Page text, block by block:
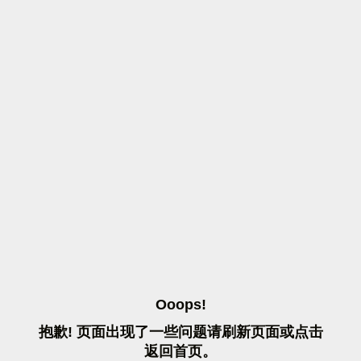
OOOPS!
抱歉! 页面出现了一些问题请刷 新页面或点击
返 回首页。